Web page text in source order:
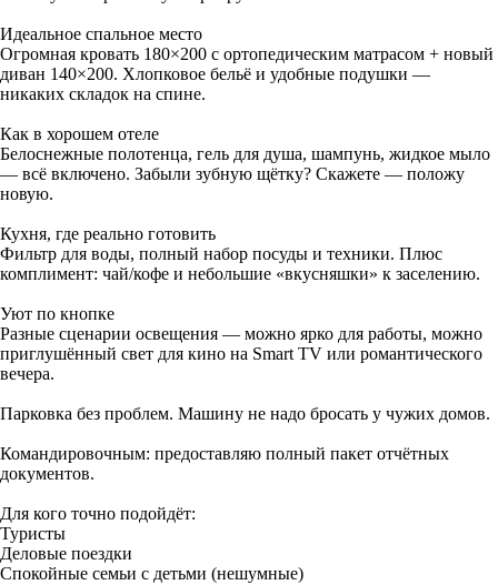
Идеальное спальное место
Огромная кровать 180×200 с ортопедическим матрасом + новый
диван 140×200. Хлопковое бельё и удобные подушки —
никаких складок на спине.
Как в хорошем отеле
Белоснежные полотенца, гель для душа, шампунь, жидкое мыло
— всё включено. Забыли зубную щётку? Скажете — положу
новую.
Кухня, где реально готовить
Фильтр для воды, полный набор посуды и техники. Плюс
комплимент: чай/кофе и небольшие «вкусняшки» к заселению.
Уют по кнопке
Разные сценарии освещения — можно ярко для работы, можно
приглушённый свет для кино на Smart TV или романтического
вечера.
Парковка без проблем. Машину не надо бросать у чужих домов.
Командировочным: предоставляю полный пакет отчётных
документов.
Для кого точно подойдёт:
Туристы
Деловые поездки
Спокойные семьи с детьми (нешумные)